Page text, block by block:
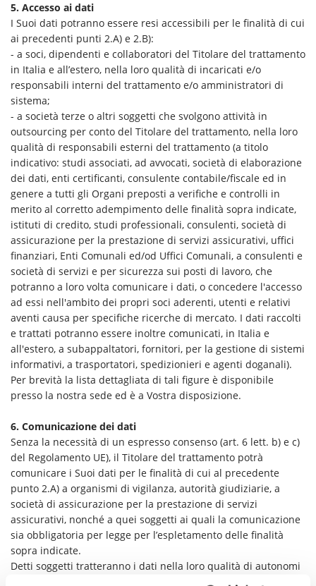
5. Accesso ai dati
I Suoi dati potranno essere resi accessibili per le finalità di cui
ai precedenti punti 2.A) e 2.B):
- a soci, dipendenti e collaboratori del Titolare del trattamento
in Italia e all’estero, nella loro qualità di incaricati e/o
responsabili interni del trattamento e/o amministratori di
sistema;
- a società terze o altri soggetti che svolgono attività in
outsourcing per conto del Titolare del trattamento, nella loro
qualità di responsabili esterni del trattamento (a titolo
indicativo: studi associati, ad avvocati, società di elaborazione
dei dati, enti certificanti, consulente contabile/fiscale ed in
genere a tutti gli Organi preposti a verifiche e controlli in
merito al corretto adempimento delle finalità sopra indicate,
istituti di credito, studi professionali, consulenti, società di
assicurazione per la prestazione di servizi assicurativi, uffici
finanziari, Enti Comunali ed/od Uffici Comunali, a consulenti e
società di servizi e per sicurezza sui posti di lavoro, che
potranno a loro volta comunicare i dati, o concedere l'accesso
ad essi nell'ambito dei propri soci aderenti, utenti e relativi
aventi causa per specifiche ricerche di mercato. I dati raccolti
e trattati potranno essere inoltre comunicati, in Italia e
all'estero, a subappaltatori, fornitori, per la gestione di sistemi
informativi, a trasportatori, spedizionieri e agenti doganali).
Per brevità la lista dettagliata di tali figure è disponibile
presso la nostra sede ed è a Vostra disposizione.
6. Comunicazione dei dati
Senza la necessità di un espresso consenso (art. 6 lett. b) e c)
del Regolamento UE), il Titolare del trattamento potrà
comunicare i Suoi dati per le finalità di cui al precedente
punto 2.A) a organismi di vigilanza, autorità giudiziarie, a
società di assicurazione per la prestazione di servizi
assicurativi, nonché a quei soggetti ai quali la comunicazione
sia obbligatoria per legge per l’espletamento delle finalità
sopra indicate.
Detti soggetti tratteranno i dati nella loro qualità di autonomi